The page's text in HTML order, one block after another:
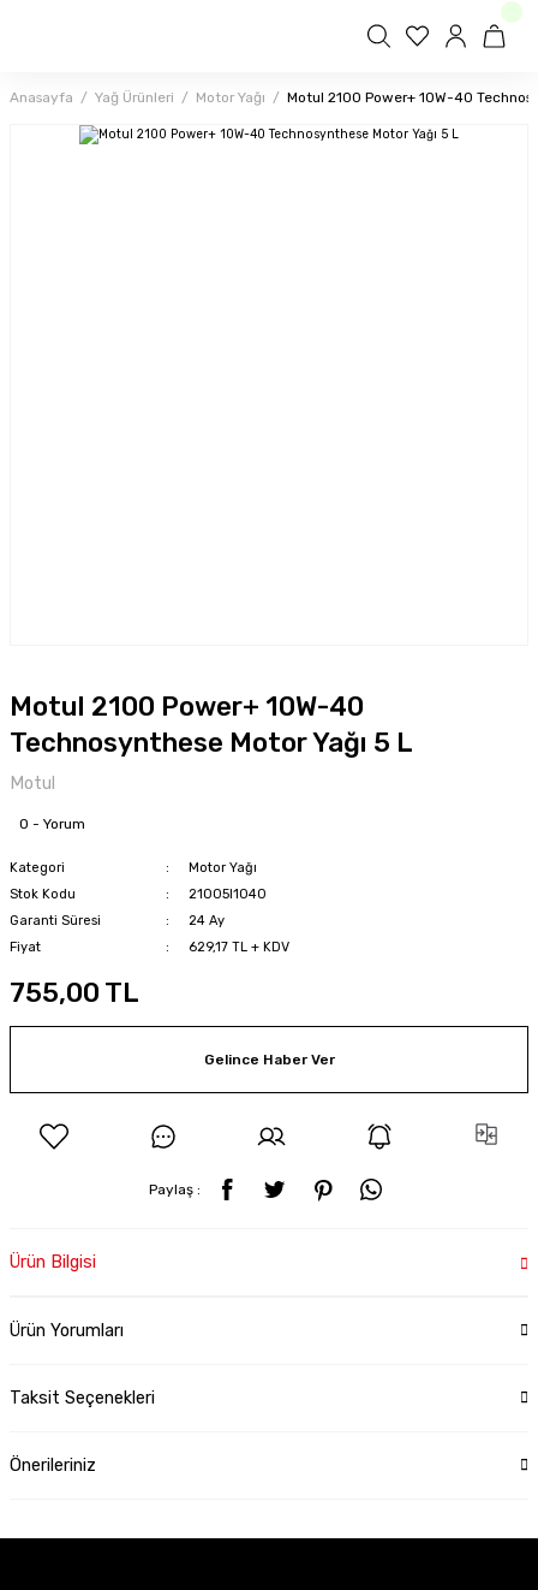
Anasayfa Yağ Ürünleri Motor Yağı Motul 2100 Power+ 10W-40
Motul 2100 Power+ 10W-40
Technosynthese Motor Yağı 5 L
Motul
0 - Yorum
Kategori
Motor Yağı
Stok Kodu
21005l1040
Garanti Süresi
24 Ay
Fiyat
629,17 TL + KDV
755,00 TL
Gelince Haber Ver
Paylaş :
Ürün Bilgisi
Ürün Yorumları
Taksit Seçenekleri
Önerileriniz